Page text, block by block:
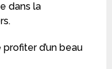
dans la
d’un beau